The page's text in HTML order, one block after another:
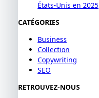
États-Unis en 2025
CATÉGORIES
Business
Collection
Copywriting
SEO
RETROUVEZ-NOUS